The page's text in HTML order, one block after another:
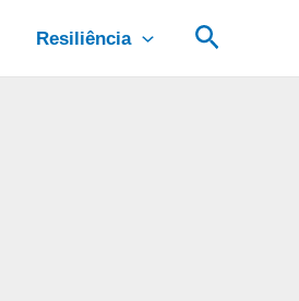
Resiliência